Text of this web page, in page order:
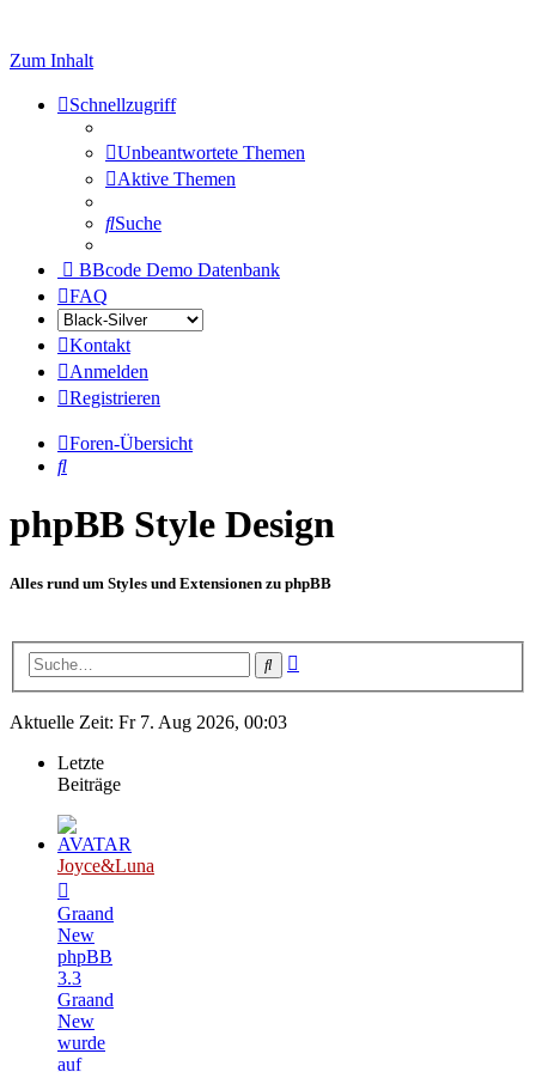
Zum Inhalt
Schnellzugriff
Unbeantwortete Themen
Aktive Themen
Suche
BBcode Demo Datenbank
FAQ
Kontakt
Anmelden
Registrieren
Foren-Übersicht
Suche
phpBB Style Design
Alles rund um Styles und Extensionen zu phpBB
Suche
Aktuelle Zeit: Fr 7. Aug 2026, 00:03
Letzte
Beiträge
Joyce&Luna
Graand
New
phpBB
3.3
Graand
New
wurde
auf